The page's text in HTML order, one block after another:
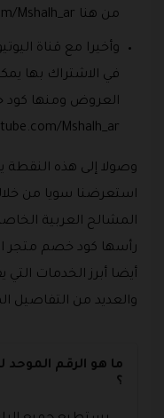
من هنا https://www.tiktok.com/Mshalh_ar.
وأخيرا مع قناة
في الاشتراك بها
العروض ومنها كود
Mshalh_ar.
وصولا إلى هذه النقطة
استعرضنا سويا من
المشالح العربية
رأسها كود خصم متجر
أيضا أبرز الخدمات
والعديد من التفاصيل
ما هو الرقم الموحد
؟